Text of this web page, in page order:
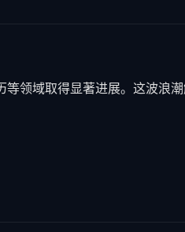
等领域取得显著进展。这波